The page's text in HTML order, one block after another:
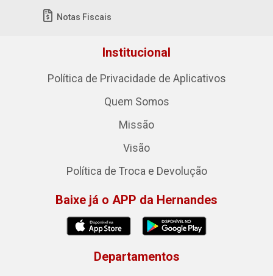
Notas Fiscais
Institucional
Política de Privacidade de Aplicativos
Quem Somos
Missão
Visão
Política de Troca e Devolução
Baixe já o APP da Hernandes
Departamentos